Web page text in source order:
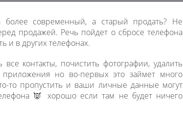
современный, а старый продать? Не
продажей. Речь пойдет о сбросе телефона
и в других телефонах.
контакты, почистить фотографии, удалить
приложения но во-первых это займет много
то пропустить и ваши личные данные могут
👿 хорошо если там не будет ничего